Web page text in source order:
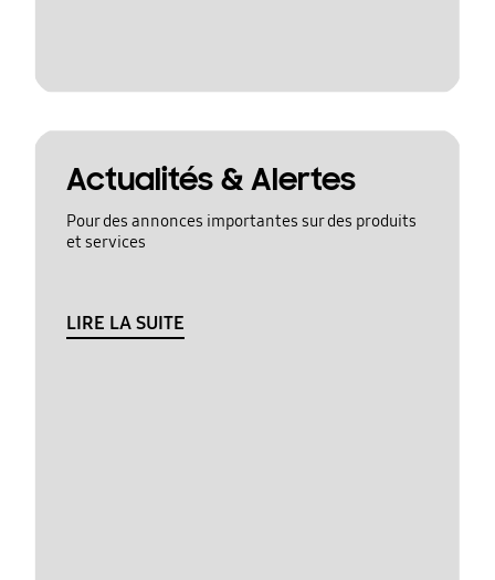
Actualités & Alertes
Pour des annonces importantes sur des produits
et services
LIRE LA SUITE